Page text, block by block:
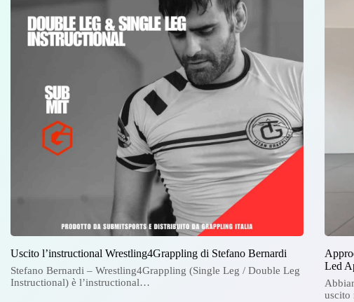
Uscito l’instructional Wrestling4Grappling di Stefano Bernardi
Stefano Bernardi – Wrestling4Grappling (Single Leg / Double Leg
Instructional) è l’instructional…
Led
uscito